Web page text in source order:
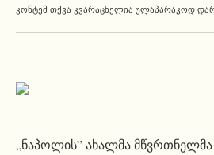
ᲙᲝᲜᲢᲔᲛ ᲗᲥᲕᲐ ᲙᲕᲐᲠᲐᲪᲮᲔᲚᲘᲐ ᲣᲚᲐᲞᲐᲠᲐᲙᲝᲓ
„ნაპოლის” ახალმა